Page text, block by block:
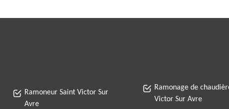
Ramoneur Saint Victor Sur
Avre
Ramonage de
Victor Sur Avre